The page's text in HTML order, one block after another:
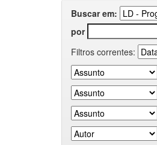
Buscar em:
por
Filtros correntes: